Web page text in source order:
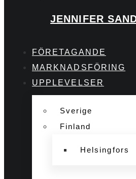
JENNIFER
FÖRETAGANDE
MARKNADSFÖRING
UPPLEVELSER
Sverige
Finland
Helsingfors